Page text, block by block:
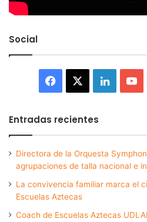
Social
Facebook LinkedIn
Entradas recientes
Directora de la Orquesta
agrupaciones de talla nacional e
La convivencia familiar marca el
Escuelas Aztecas
Coach de Escuelas Aztecas